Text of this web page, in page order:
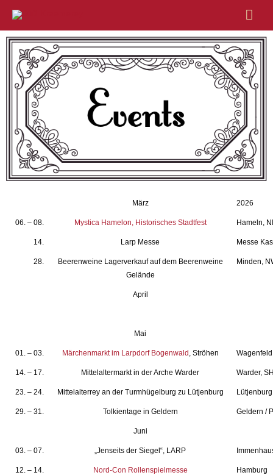
März 2026
06. – 08. Mystica Hamelon, Historisches Stadtfest Hameln, NI
14. Larp Messe Messe
28.
Beerenweine Lagerverkauf auf dem Beerenweine
Gelände
Minden,
April
Mai
01. – 03. Märchenmarkt im Larpdorf Bogenwald , Ströhen
14. – 17. Mittelaltermarkt in der Arche Warder Warder,
23. – 24. Mittelalterrey an der Turmhügelburg zu Lütjenburg
29. – 31. Tolkientage in Geldern Geldern /
Juni
03. – 07. „Jenseits der Siegel“, LARP
12. – 14. Nord-Con Rollenspielmesse Hamburg